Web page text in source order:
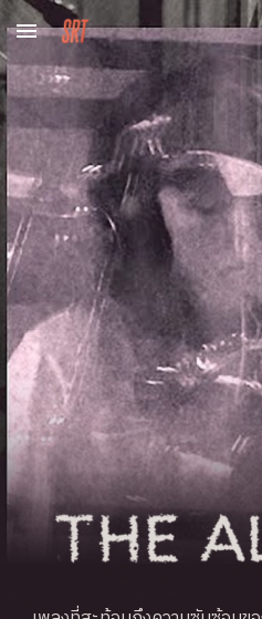
Skip to main content